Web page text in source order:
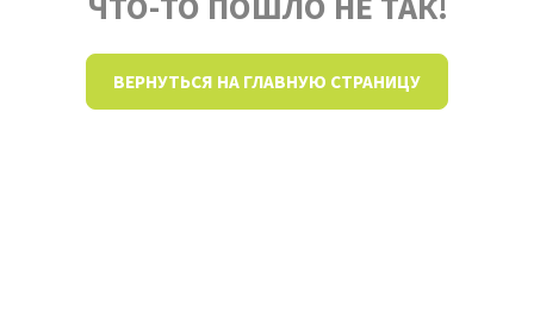
ВЕРНУТЬСЯ НА ГЛАВНУЮ СТРАНИЦУ